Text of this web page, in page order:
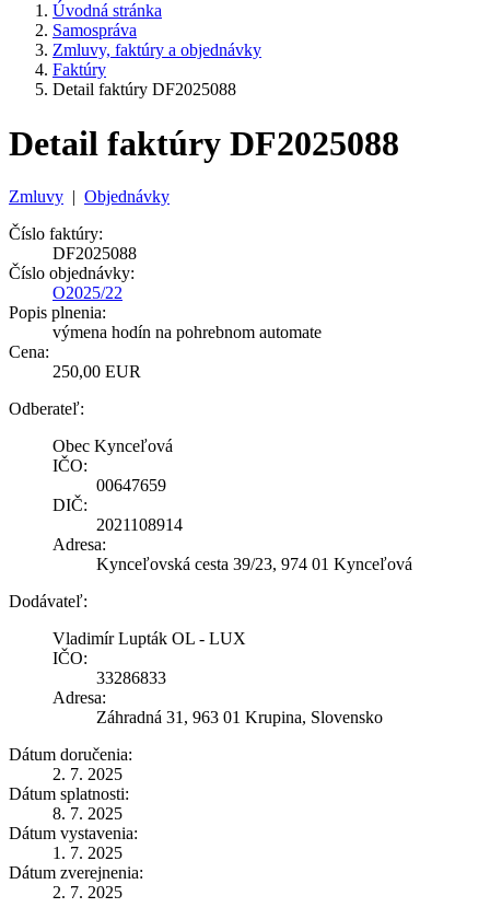
Úvodná stránka
Samospráva
Zmluvy, faktúry a objednávky
Faktúry
Detail faktúry DF2025088
Detail faktúry DF2025088
Zmluvy | Objednávky
Číslo faktúry:
DF2025088
Číslo objednávky:
O2025/22
Popis plnenia:
výmena hodín na pohrebnom automate
Cena:
250,00 EUR
Odberateľ:
Obec Kynceľová
IČO:
00647659
DIČ:
2021108914
Adresa:
Kynceľovská cesta 39/23, 974 01 Kynceľová
Dodávateľ:
Vladimír Lupták OL - LUX
IČO:
33286833
Adresa:
Záhradná 31, 963 01 Krupina, Slovensko
Dátum doručenia:
2. 7. 2025
Dátum splatnosti:
8. 7. 2025
Dátum vystavenia:
1. 7. 2025
Dátum zverejnenia:
2. 7. 2025